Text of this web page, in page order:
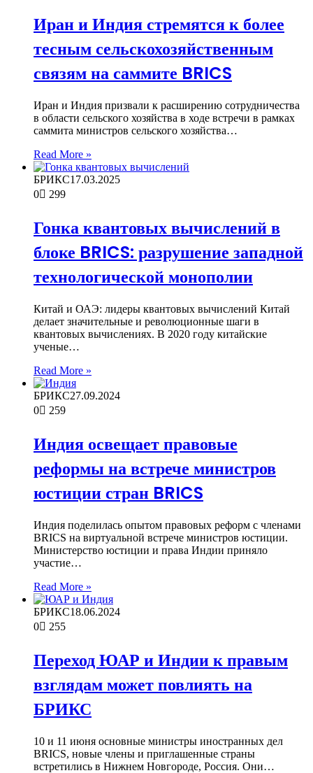
Иран и Индия стремятся к более
тесным сельскохозяйственным
связям на саммите BRICS
Иран и Индия призвали к расширению сотрудничества
в области сельского хозяйства в ходе встречи в рамках
саммита министров сельского хозяйства…
Read More »
БРИКС17.03.2025
0
299
Гонка квантовых вычислений в
блоке BRICS: разрушение западной
технологической монополии
Китай и ОАЭ: лидеры квантовых вычислений Китай
делает значительные и революционные шаги в
квантовых вычислениях. В 2020 году китайские
ученые…
Read More »
БРИКС27.09.2024
0
259
Индия освещает правовые
реформы на встрече министров
юстиции стран BRICS
Индия поделилась опытом правовых реформ с членами
BRICS на виртуальной встрече министров юстиции.
Министерство юстиции и права Индии приняло
участие…
Read More »
БРИКС18.06.2024
0
255
Переход ЮАР и Индии к правым
взглядам может повлиять на
БРИКС
10 и 11 июня основные министры иностранных дел
BRICS, новые члены и приглашенные страны
встретились в Нижнем Новгороде, Россия. Они…